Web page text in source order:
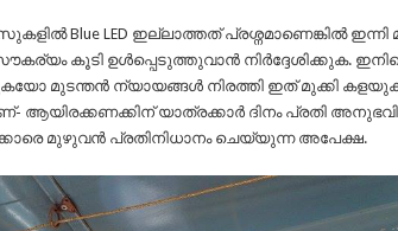
Blue LED ഇല്ലാത്തത് പ്രശ്നമാണെങ്കിൽ ഇന്നി
കൂടി ഉൾപ്പെടുത്തുവാൻ നിർദ്ദേശിക്കുക.
മുടന്തൻ ന്യായങ്ങൾ നിരത്തി ഇത് മുക്കി
യാത്രക്കാർ ദിനം പ്രതി
മുഴുവൻ പ്രതിനിധാനം ചെയ്യുന്ന അപേക്ഷ.